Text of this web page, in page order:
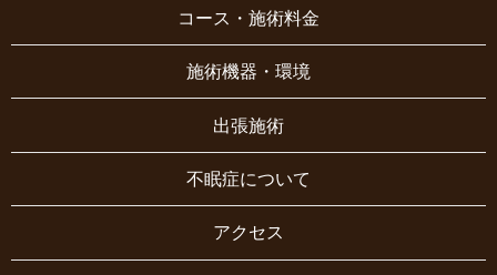
コース・施術料金
施術機器・環境
出張施術
不眠症について
アクセス